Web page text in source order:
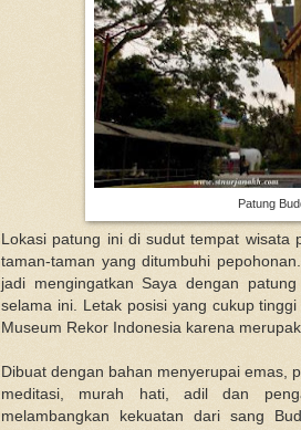
Patung
Lokasi patung ini di sudut tempat wisata
taman-taman yang ditumbuhi
jadi mengingatkan Saya dengan
selama ini. Letak posisi yang cukup
Museum Rekor Indonesia karena
Dibuat dengan bahan menyerupai emas,
meditasi, murah hati, adil dan
melambangkan kekuatan dari sang